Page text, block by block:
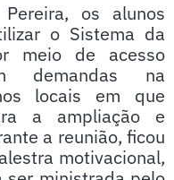
os alunos
o Sistema da
meio de acesso
demandas na
locais em que
a ampliação e
a reunião, ficou
motivacional,